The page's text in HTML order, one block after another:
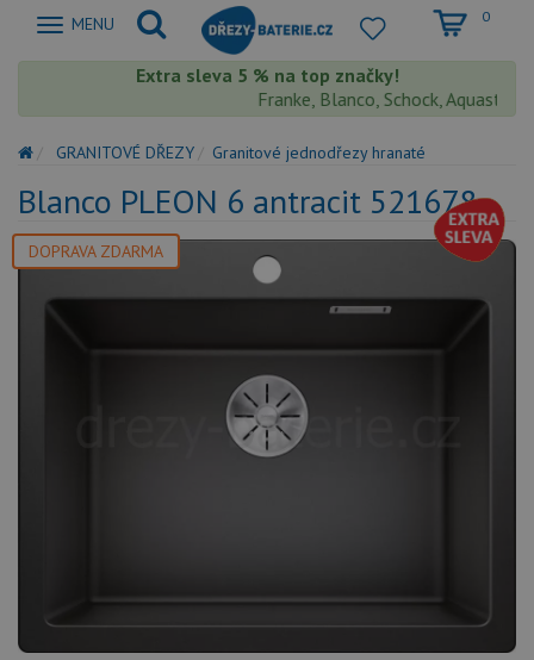
Zobrazit
MENU 0
Extra sleva 5 % na top značky!
Franke, Blanco, Schock, Aquastone,
GRANITOVÉ DŘEZY Granitové jednodřezy hranaté
Blanco PLEON 6 antracit 521678
DOPRAVA ZDARMA